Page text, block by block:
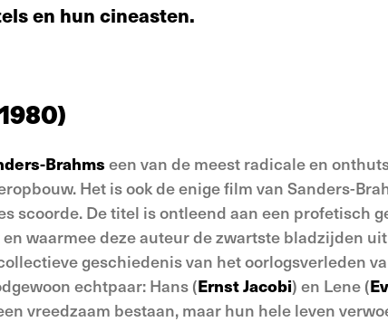
en hun cineasten.
Brahms een van de meest radicale en
Het is ook de enige film van Sanders-
scoorde. De titel is ontleend aan een profetisch
waarmee deze auteur de zwartste bladzijden
geschiedenis van het oorlogsverleden
echtpaar: Hans (Ernst Jacobi) en Lene (
vreedzaam bestaan, maar hun hele leven